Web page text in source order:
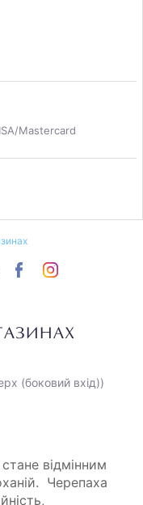
Mastercard
(боковий вхід))
відмінним
Черепаха